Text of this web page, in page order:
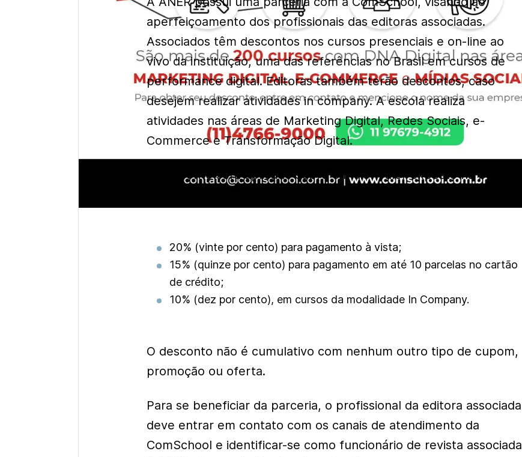
aperfeiçoamento dos profissionais das editoras associadas.
Associados têm descontos nos cursos presenciais e on-line ao
vivo da instituição, uma das referências no Brasil em cursos de
performance digital. Editoras também terão descontos, caso
desejem realizar atividades in company. A escola realiza
atividades nas áreas de Marketing Digital, Redes Sociais, e-
Commerce e Transformação Digital.
O desconto será aplicado sobre o maior valor exposto na página
20% (vinte por cento) para pagamento à vista;
15% (quinze por cento) para pagamento em até 10 parcelas no cartão
de crédito;
10% (dez por cento), em cursos da modalidade In Company.
O desconto não é cumulativo com nenhum outro tipo de cupom,
promoção ou oferta.
Para se beneficiar da parceria, o profissional da editora associada
deve entrar em contato com os canais de atendimento da
ComSchool e identificar-se como funcionário de revista associada